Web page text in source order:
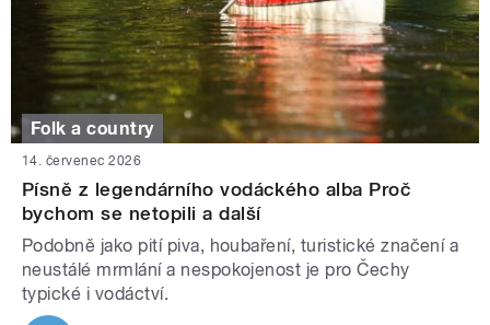
Folk a country
14. červenec 2026
Písně z legendárního vodáckého alba Proč
bychom se netopili a další
Podobně jako pití piva, houbaření, turistické značení a
neustálé mrmlání a nespokojenost je pro Čechy
typické i vodáctví.